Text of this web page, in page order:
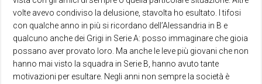
volte avevo condiviso la delusione, stavolta ho esultato. I tifosi
con qualche anno in più si ricordano dell’Alessandria in B e
qualcuno anche dei Grigi in Serie A: posso immaginare che gioia
possano aver provato loro. Ma anche le leve più giovani che non
hanno mai visto la squadra in Serie B, hanno avuto tante
motivazioni per esultare. Negli anni non sempre la società è